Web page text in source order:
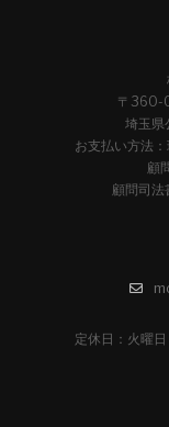
〒360-
埼玉
お支払い方法
顧
顧問司
定休日：火曜